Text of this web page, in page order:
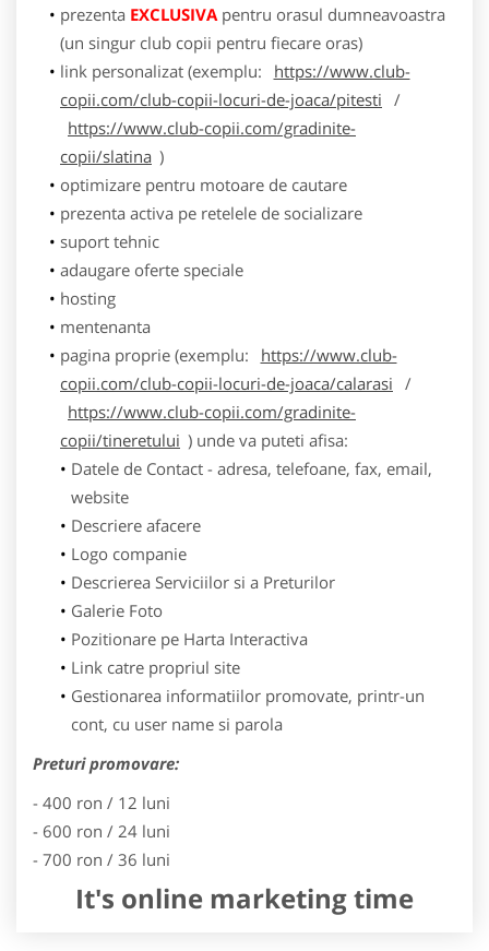
prezenta EXCLUSIVApentru orasul dumneavoastra
(un singur club copii pentru fiecare oras)
link personalizat (exemplu:
https://www.club-
copii.com/club-copii-locuri-de-joaca/pitesti /
https://www.club-copii.com/gradinite-
copii/slatina )
optimizare pentru motoare de cautare
prezenta activa pe retelele de socializare
suport tehnic
adaugare oferte speciale
hosting
mentenanta
pagina proprie (exemplu:
https://www.club-
copii.com/club-copii-locuri-de-joaca/calarasi /
https://www.club-copii.com/gradinite-
copii/tineretului ) unde va puteti afisa:
Datele de Contact - adresa, telefoane, fax, email,
website
Descriere afacere
Logo companie
Descrierea Serviciilor si a Preturilor
Galerie Foto
Pozitionare pe Harta Interactiva
Link catre propriul site
Gestionarea informatiilor promovate, printr-un
cont, cu user name si parola
Preturi promovare:
- 400 ron / 12 luni
- 600 ron / 24 luni
- 700 ron / 36 luni
It's online marketing time